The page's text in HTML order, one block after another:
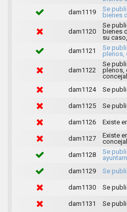
dam1119
Se
bienes
dam1120
Se
bienes
su
dam1121
Se
plenos,
dam1122
Se
plenos,
dam1124
Se
dam1125 Se
dam1126 Existe
dam1127
Existe
dam1128
Se
dam1129
Se
dam1130 Se
dam1131 Se